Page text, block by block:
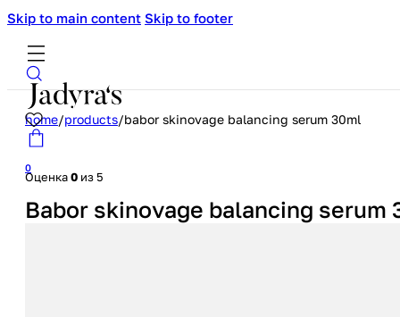
Skip to main content Skip to footer
0
home/products/babor skinovage balancing serum 30ml
Оценка0 из 5
Babor skinovage balancing serum